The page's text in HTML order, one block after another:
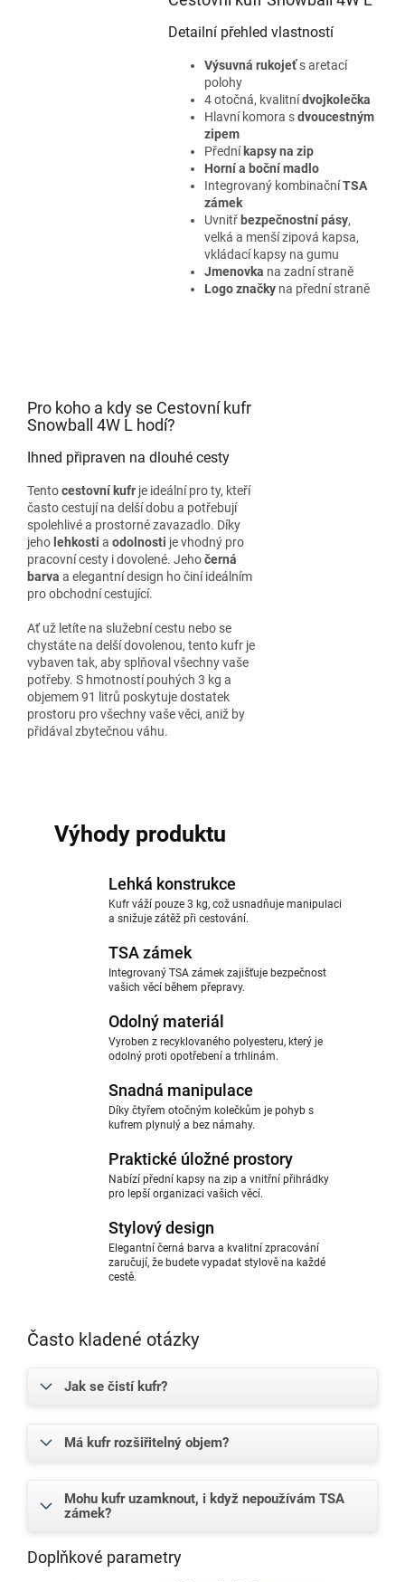
Detailní přehled vlastností
Výsuvná rukojeťs aretací
polohy
4 otočná, kvalitnídvojkolečka
Hlavní komora sdvoucestným
zipem
Přední kapsy na zip
Horní a boční madlo
Integrovaný kombinačníTSA
zámek
Uvnitř bezpečnostní pásy,
velká a menší zipová kapsa,
vkládací kapsy na gumu
Jmenovka na zadní straně
Logo značkyna přední straně
Pro koho a kdy se Cestovní kufr
Snowball 4W L hodí?
Ihned připraven na dlouhé cesty
Tentocestovní kufr je ideální pro ty, kteří
často cestují na delší dobu a potřebují
spolehlivé a prostorné zavazadlo. Díky
jeho lehkosti a odolnosti je vhodný pro
pracovní cesty i dovolené. Jehočerná
barva a elegantní design ho činí ideálním
pro obchodní cestující.
Ať už letíte na služební cestu nebo se
chystáte na delší dovolenou, tento kufr je
vybaven tak, aby splňoval všechny vaše
potřeby. S hmotností pouhých 3 kg a
objemem 91 litrů poskytuje dostatek
prostoru pro všechny vaše věci, aniž by
přidával zbytečnou váhu.
Výhody produktu
Lehká konstrukce
Kufr váží pouze 3 kg, což usnadňuje manipulaci
a snižuje zátěž při cestování.
TSA zámek
Integrovaný TSA zámek zajišťuje bezpečnost
vašich věcí během přepravy.
Odolný materiál
Vyroben z recyklovaného polyesteru, který je
odolný proti opotřebení a trhlinám.
Snadná manipulace
Díky čtyřem otočným kolečkům je pohyb s
kufrem plynulý a bez námahy.
Praktické úložné prostory
Nabízí přední kapsy na zip a vnitřní přihrádky
pro lepší organizaci vašich věcí.
Stylový design
Elegantní černá barva a kvalitní zpracování
zaručují, že budete vypadat stylově na každé
cestě.
Často kladené otázky
Jak se čistí kufr?
Má kufr rozšiřitelný objem?
Mohu kufr uzamknout, i když nepoužívám TSA
zámek?
Doplňkové parametry